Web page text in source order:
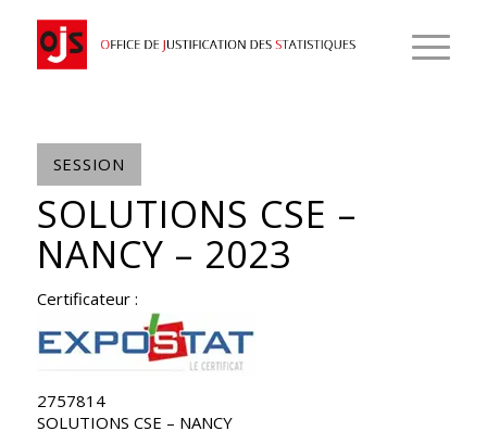
SESSION
SOLUTIONS CSE –
NANCY – 2023
Certificateur :
2757814
SOLUTIONS CSE – NANCY